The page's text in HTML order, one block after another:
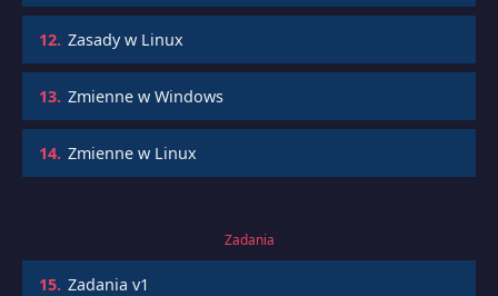
12. Zasady w Linux
13. Zmienne w Windows
14. Zmienne w Linux
Zadania
15. Zadania v1